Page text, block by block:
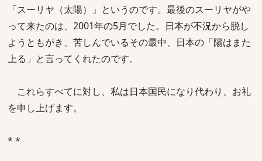
「スーリヤ（太陽）」というのです。最後のスーリヤがや
って来たのは、2001年の5月でした。日本が不況から脱し
ようともがき、苦しんでいるその最中、日本の「陽はまた
上る」と言ってくれたのです。
これらすべてに対し、私は日本国民になり代わり、お礼
を申し上げます。
* *